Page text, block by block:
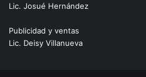
Lic. Josué Hernández
Publicidad y ventas
Lic. Deisy Villanueva